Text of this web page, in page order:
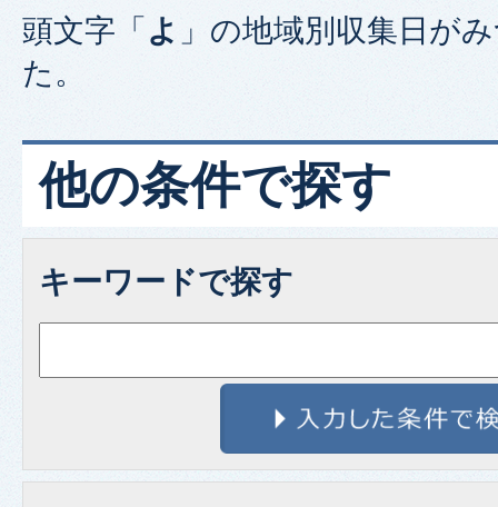
頭文字「 よ 」の地域別収集日 が
た。
他の条件で探す
キーワードで探す